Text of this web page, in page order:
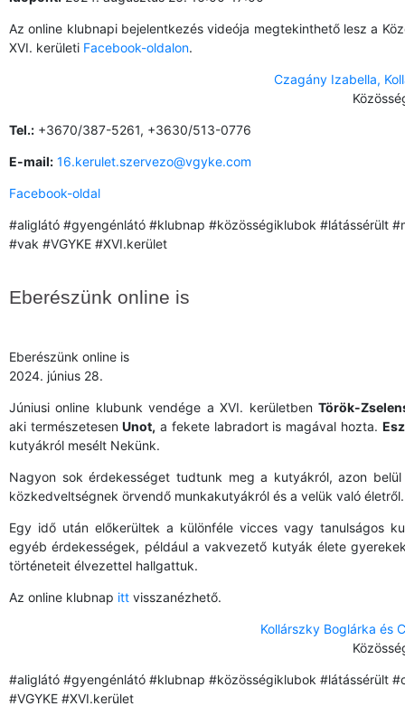
Az online klubnapi bejelentkezés videója megtekinthető lesz a
XVI. kerületi Facebook-oldalon.
Czagány Izabella,
Tel.: +3670/387-5261, +3630/513-0776
E-mail: 16.kerulet.szervezo@vgyke.com
Facebook-oldal
#aliglátó #gyengénlátó #klubnap #közösségiklubok #látássérült
#vak #VGYKE #XVI.kerület
Eberészünk online is
Eberészünk online is
2024. június 28.
Júniusi online klubunk vendége a XVI. kerületbenTörök-
aki természetesenUnot, a fekete labradort is magával hozta.
kutyákról mesélt Nekünk.
Nagyon sok érdekességet tudtunk meg a kutyákról, azon
közkedveltségnek örvendő munkakutyákról és a velük való életről.
Egy idő után előkerültek a különféle vicces vagy tanulságos
egyéb érdekességek, például a vakvezető kutyák élete
történeteit élvezettel hallgattuk.
Az online klubnap itt visszanézhető.
Kollárszky Boglárka és
#aliglátó #gyengénlátó #klubnap #közösségiklubok #látássérült
#VGYKE #XVI.kerület